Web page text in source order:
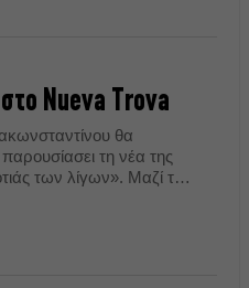
Nueva Trova
θα
τη νέα της
των λίγων». Μαζί της